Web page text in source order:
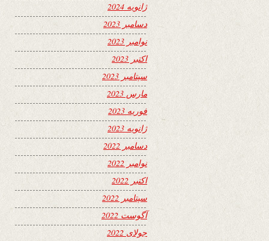
ژانویه 2024
دسامبر 2023
نوامبر 2023
اکتبر 2023
سپتامبر 2023
مارس 2023
فوریه 2023
ژانویه 2023
دسامبر 2022
نوامبر 2022
اکتبر 2022
سپتامبر 2022
آگوست 2022
جولای 2022